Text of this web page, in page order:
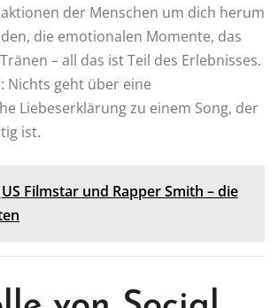
der Menschen um dich herum
die emotionalen Momente, das
– all das ist Teil des Erlebnisses.
Nichts geht über eine
Liebeserklärung zu einem Song, der
ist.
US Filmstar und Rapper Smith – die